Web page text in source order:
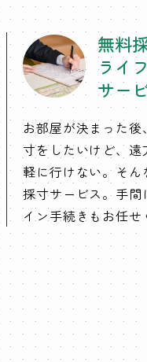
無料
ライ
サー
お部屋が決まった
寸をしたいけど、
軽に行けない。そ
採寸サービス。手間
イン手続きもお任せ